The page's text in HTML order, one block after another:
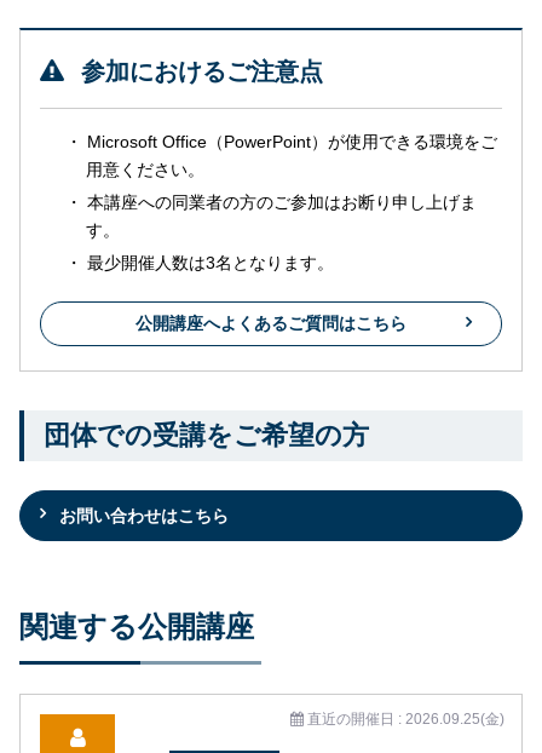
参加におけるご注意点
Microsoft Office（PowerPoint）が使用できる環境をご
用意ください。
本講座への同業者の方のご参加はお断り申し上げま
す。
最少開催人数は3名となります。
公開講座へよくあるご質問はこちら
団体での受講をご希望の方
お問い合わせはこちら
関連する公開講座
直近の開催日 : 2026.09.25(金)